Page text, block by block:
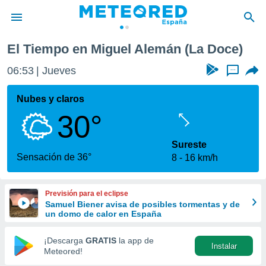
de
por
que se
calidad.
a este
las
y
forma
digital
basada
El Tiempo en Miguel Alemán (La Doce)
06:53 Jueves ...
Nubes y claros
30°
Sensación de 36°
Sureste
8
16 km/h
Previsión para el eclipse
Samuel Biener avisa de posibles tormentas y de
un domo de calor en España
¡Descarga GRATIS la app de
Meteored!
Instalar